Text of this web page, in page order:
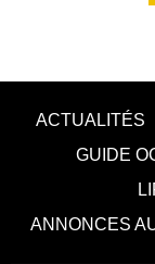
ACTUALITÉS
GUIDE
ANNONCES